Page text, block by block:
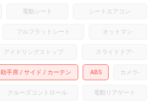
電動シート シートエアコン
フルフラットシート オットマン
アイドリングストップ スライドドア-
助手席 サイド カーテン ABS カメラ-
クルーズコントロール 電動リアゲート